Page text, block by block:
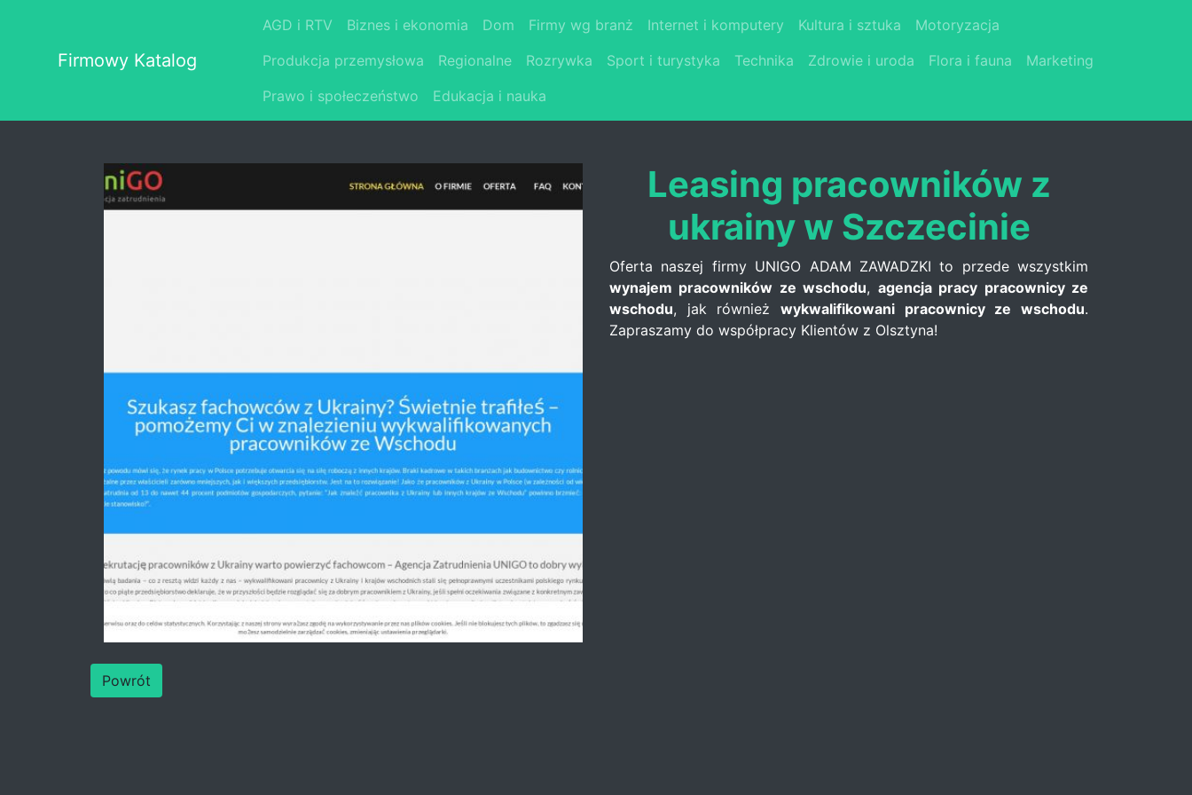
Firmowy Katalog
AGD i RTV Biznes i ekonomia Dom Firmy wg branż Internet i komputery Kultura i sztuka
Motoryzacja
Produkcja przemysłowa
Regionalne Rozrywka Sport i turystyka Technika Zdrowie i uroda Flora i fauna
Marketing
Prawo i społeczeństwo
Edukacja i nauka
Leasing pracowników z
ukrainy w Szczecinie
Oferta naszej firmy UNIGO ADAM ZAWADZKI to przede wszystkim
wynajem pracowników ze wschodu, agencja pracy pracownicy ze
wschodu, jak również wykwalifikowani pracownicy ze wschodu.
Zapraszamy do współpracy Klientów z Olsztyna!
Powrót